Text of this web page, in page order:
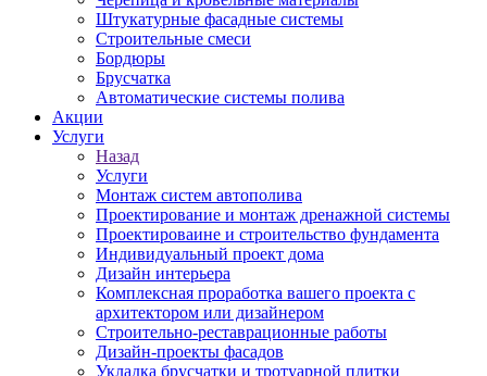
Штукатурные фасадные системы
Строительные смеси
Бордюры
Брусчатка
Автоматические системы полива
Акции
Услуги
Назад
Услуги
Монтаж систем автополива
Проектирование и монтаж дренажной системы
Проектироваине и строительство фундамента
Индивидуальный проект дома
Дизайн интерьера
Комплексная проработка вашего проекта с
архитектором или дизайнером
Строительно-реставрационные работы
Дизайн-проекты фасадов
Укладка брусчатки и тротуарной плитки